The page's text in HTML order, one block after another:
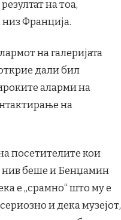
на тоа,
Франција.
на галеријата
дали бил
аларми на
на
посетителите кои
нив беше и Бенџамин
е „срамно“ што му е
и дека музејот,